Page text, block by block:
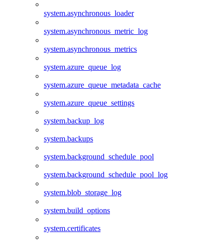
system.asynchronous_loader
system.asynchronous_metric_log
system.asynchronous_metrics
system.azure_queue_log
system.azure_queue_metadata_cache
system.azure_queue_settings
system.backup_log
system.backups
system.background_schedule_pool
system.background_schedule_pool_log
system.blob_storage_log
system.build_options
system.certificates